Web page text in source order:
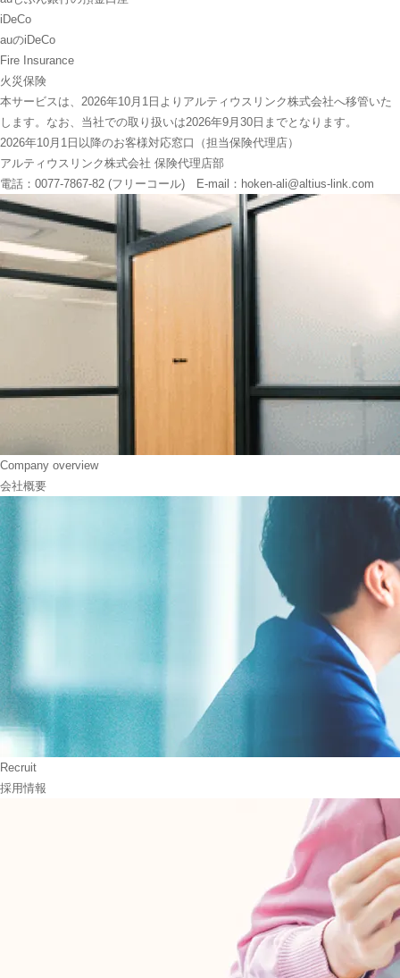
iDeCo
auのiDeCo
Fire Insurance
火災保険
本サービスは、2026年10月1日よりアルティウスリンク株式会社へ移管いた
します。なお、当社での取り扱いは2026年9月30日までとなります。
2026年10月1日以降のお客様対応窓口（担当保険代理店）
アルティウスリンク株式会社 保険代理店部
電話：0077-7867-82 (フリーコール) E-mail：hoken-ali@altius-link.com
Company overview
会社概要
Recruit
採用情報